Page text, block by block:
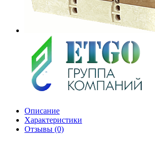
Описание
Характеристики
Отзывы (0)